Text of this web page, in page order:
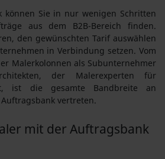
können Sie in nur wenigen Schritten
aus dem B2B-Bereich finden.
den gewünschten Tarif auswählen
in Verbindung setzen. Vom
Malerkolonnen als Subunternehmer
der Malerexperten für
ist die gesamte Bandbreite an
vertreten.
mit der Auftragsbank